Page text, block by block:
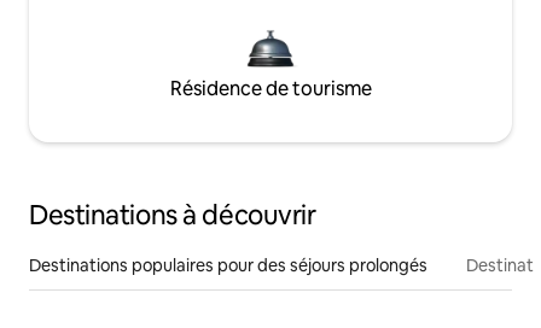
Résidence de tourisme
Destinations à découvrir
Destinations populaires pour des séjours prolongés